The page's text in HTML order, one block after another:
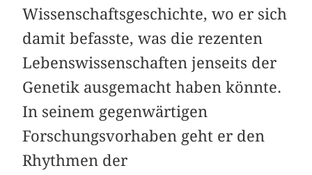
Wissenschaftsgeschichte, wo er sich
damit befasste, was die rezenten
Lebenswissenschaften jenseits der
Genetik ausgemacht haben könnte.
In seinem gegenwärtigen
Forschungsvorhaben geht er den
Rhythmen der